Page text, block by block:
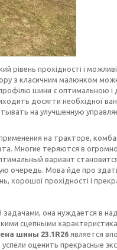
рівень прохідності і
з класичним малюнком
шини є оптимальною
досягти необхідної
на улучшенную
на тракторе,
Многие теряются в
вариант
очередь. Мова йде про
хорошої прохідності і
задачами, она нуждается в
сцепными
шины 23.1 R26 является
оценить прекрасные